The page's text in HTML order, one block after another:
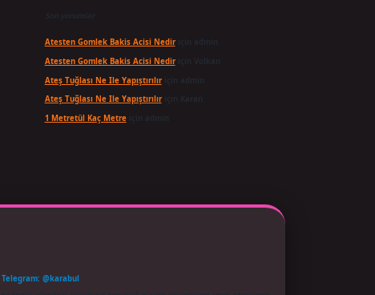
Son yorumlar
Atesten Gomlek Bakis Acisi Nediriçin
Atesten Gomlek Bakis Acisi Nediriçin
Ateş Tuğlası Ne Ile Yapıştırılıriçin
Ateş Tuğlası Ne Ile Yapıştırılıriçin
1 Metretül Kaç Metreiçin
Telegram: @karabul